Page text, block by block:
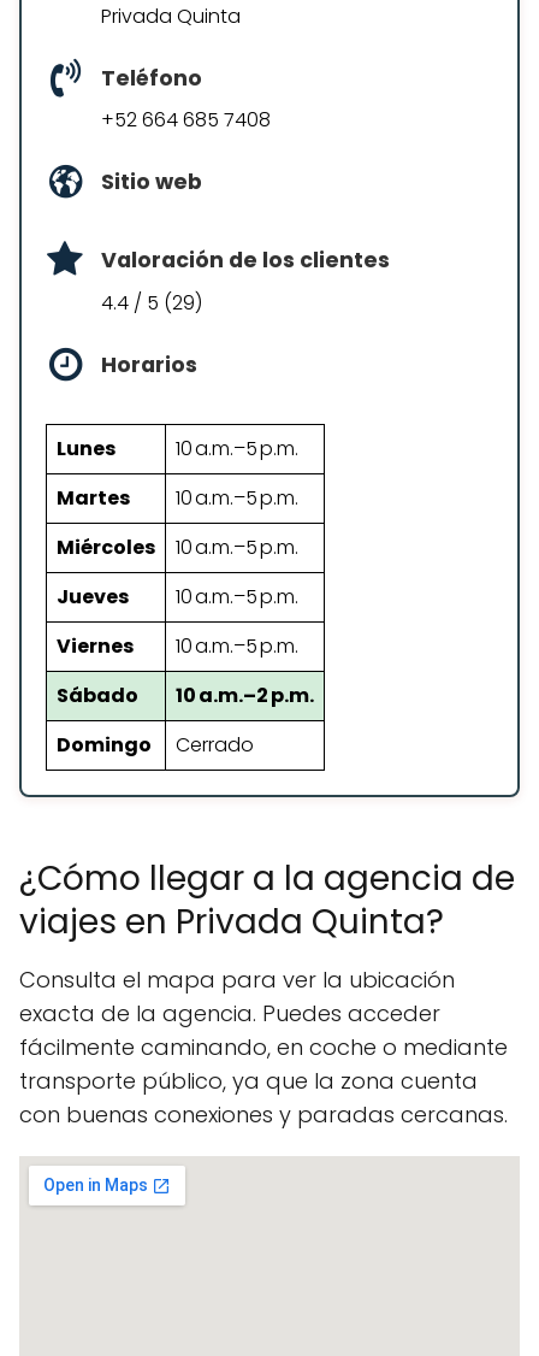
Privada Quinta
Teléfono
+52 664 685 7408
Sitio web
Valoración de los clientes
4.4 / 5 (29)
Horarios
Lunes
10 a.m.–5 p.m.
Martes
10 a.m.–5 p.m.
Miércoles
10 a.m.–5 p.m.
Jueves
10 a.m.–5 p.m.
Viernes
10 a.m.–5 p.m.
Sábado
10 a.m.–2 p.m.
Domingo
Cerrado
¿Cómo llegar a la agencia de
viajes en Privada Quinta?
Consulta el mapa para ver la ubicación
exacta de la agencia. Puedes acceder
fácilmente caminando, en coche o mediante
transporte público, ya que la zona cuenta
con buenas conexiones y paradas cercanas.